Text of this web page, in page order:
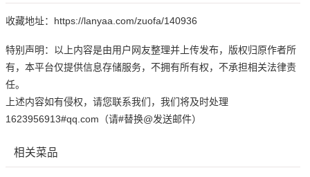
收藏地址：https://lanyaa.com/zuofa/140936
特别声明：以上内容是由用户网友整理并上传发布，版权归原作者所
有，本平台仅提供信息存储服务，不拥有所有权，不承担相关法律责
任。
上述内容如有侵权，请您联系我们，我们将及时处理
1623956913#qq.com（请#替换@发送邮件）
相关菜品